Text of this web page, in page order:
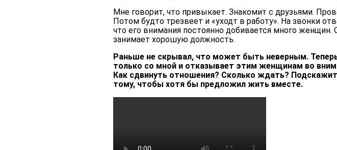
Мне говорит, что привыкает. Знакомит с друзьями.
Потом будто трезвеет и «уходт в работу». На звонки
что его внимания постоянно добивается много женщин.
занимает хорошую должность.
Раньше не скрывал, что может быть неверным.
только со мной и отказывает этим женщинам во
Как сдвинуть отношения? Сколько ждать?
тому, чтобы хотя бы предложил жить вместе.